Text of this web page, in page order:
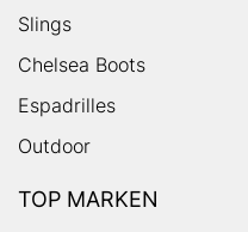
Slings
Chelsea Boots
Espadrilles
Outdoor
TOP MARKEN